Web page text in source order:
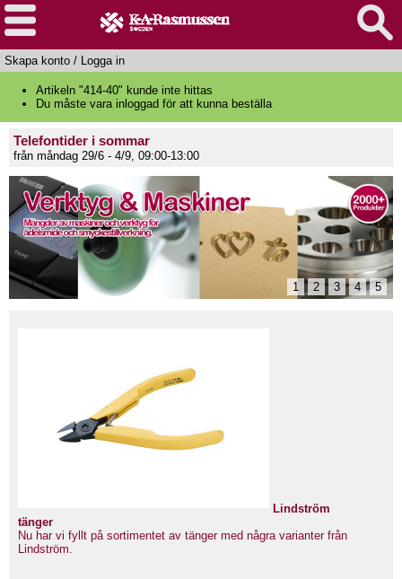
Skapa konto / Logga in
Artikeln "414-40" kunde inte hittas
Du måste vara inloggad för att kunna beställa
Telefontider i sommar
från måndag 29/6 - 4/9, 09:00-13:00
1 2 3 4 5
Lindström
tänger
Nu har vi fyllt på sortimentet av tänger med några varianter från
Lindström.